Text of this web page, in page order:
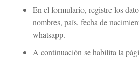
En el formulario, registre los
nombres, país, fecha de
whatsapp.
A continuación se habilita la